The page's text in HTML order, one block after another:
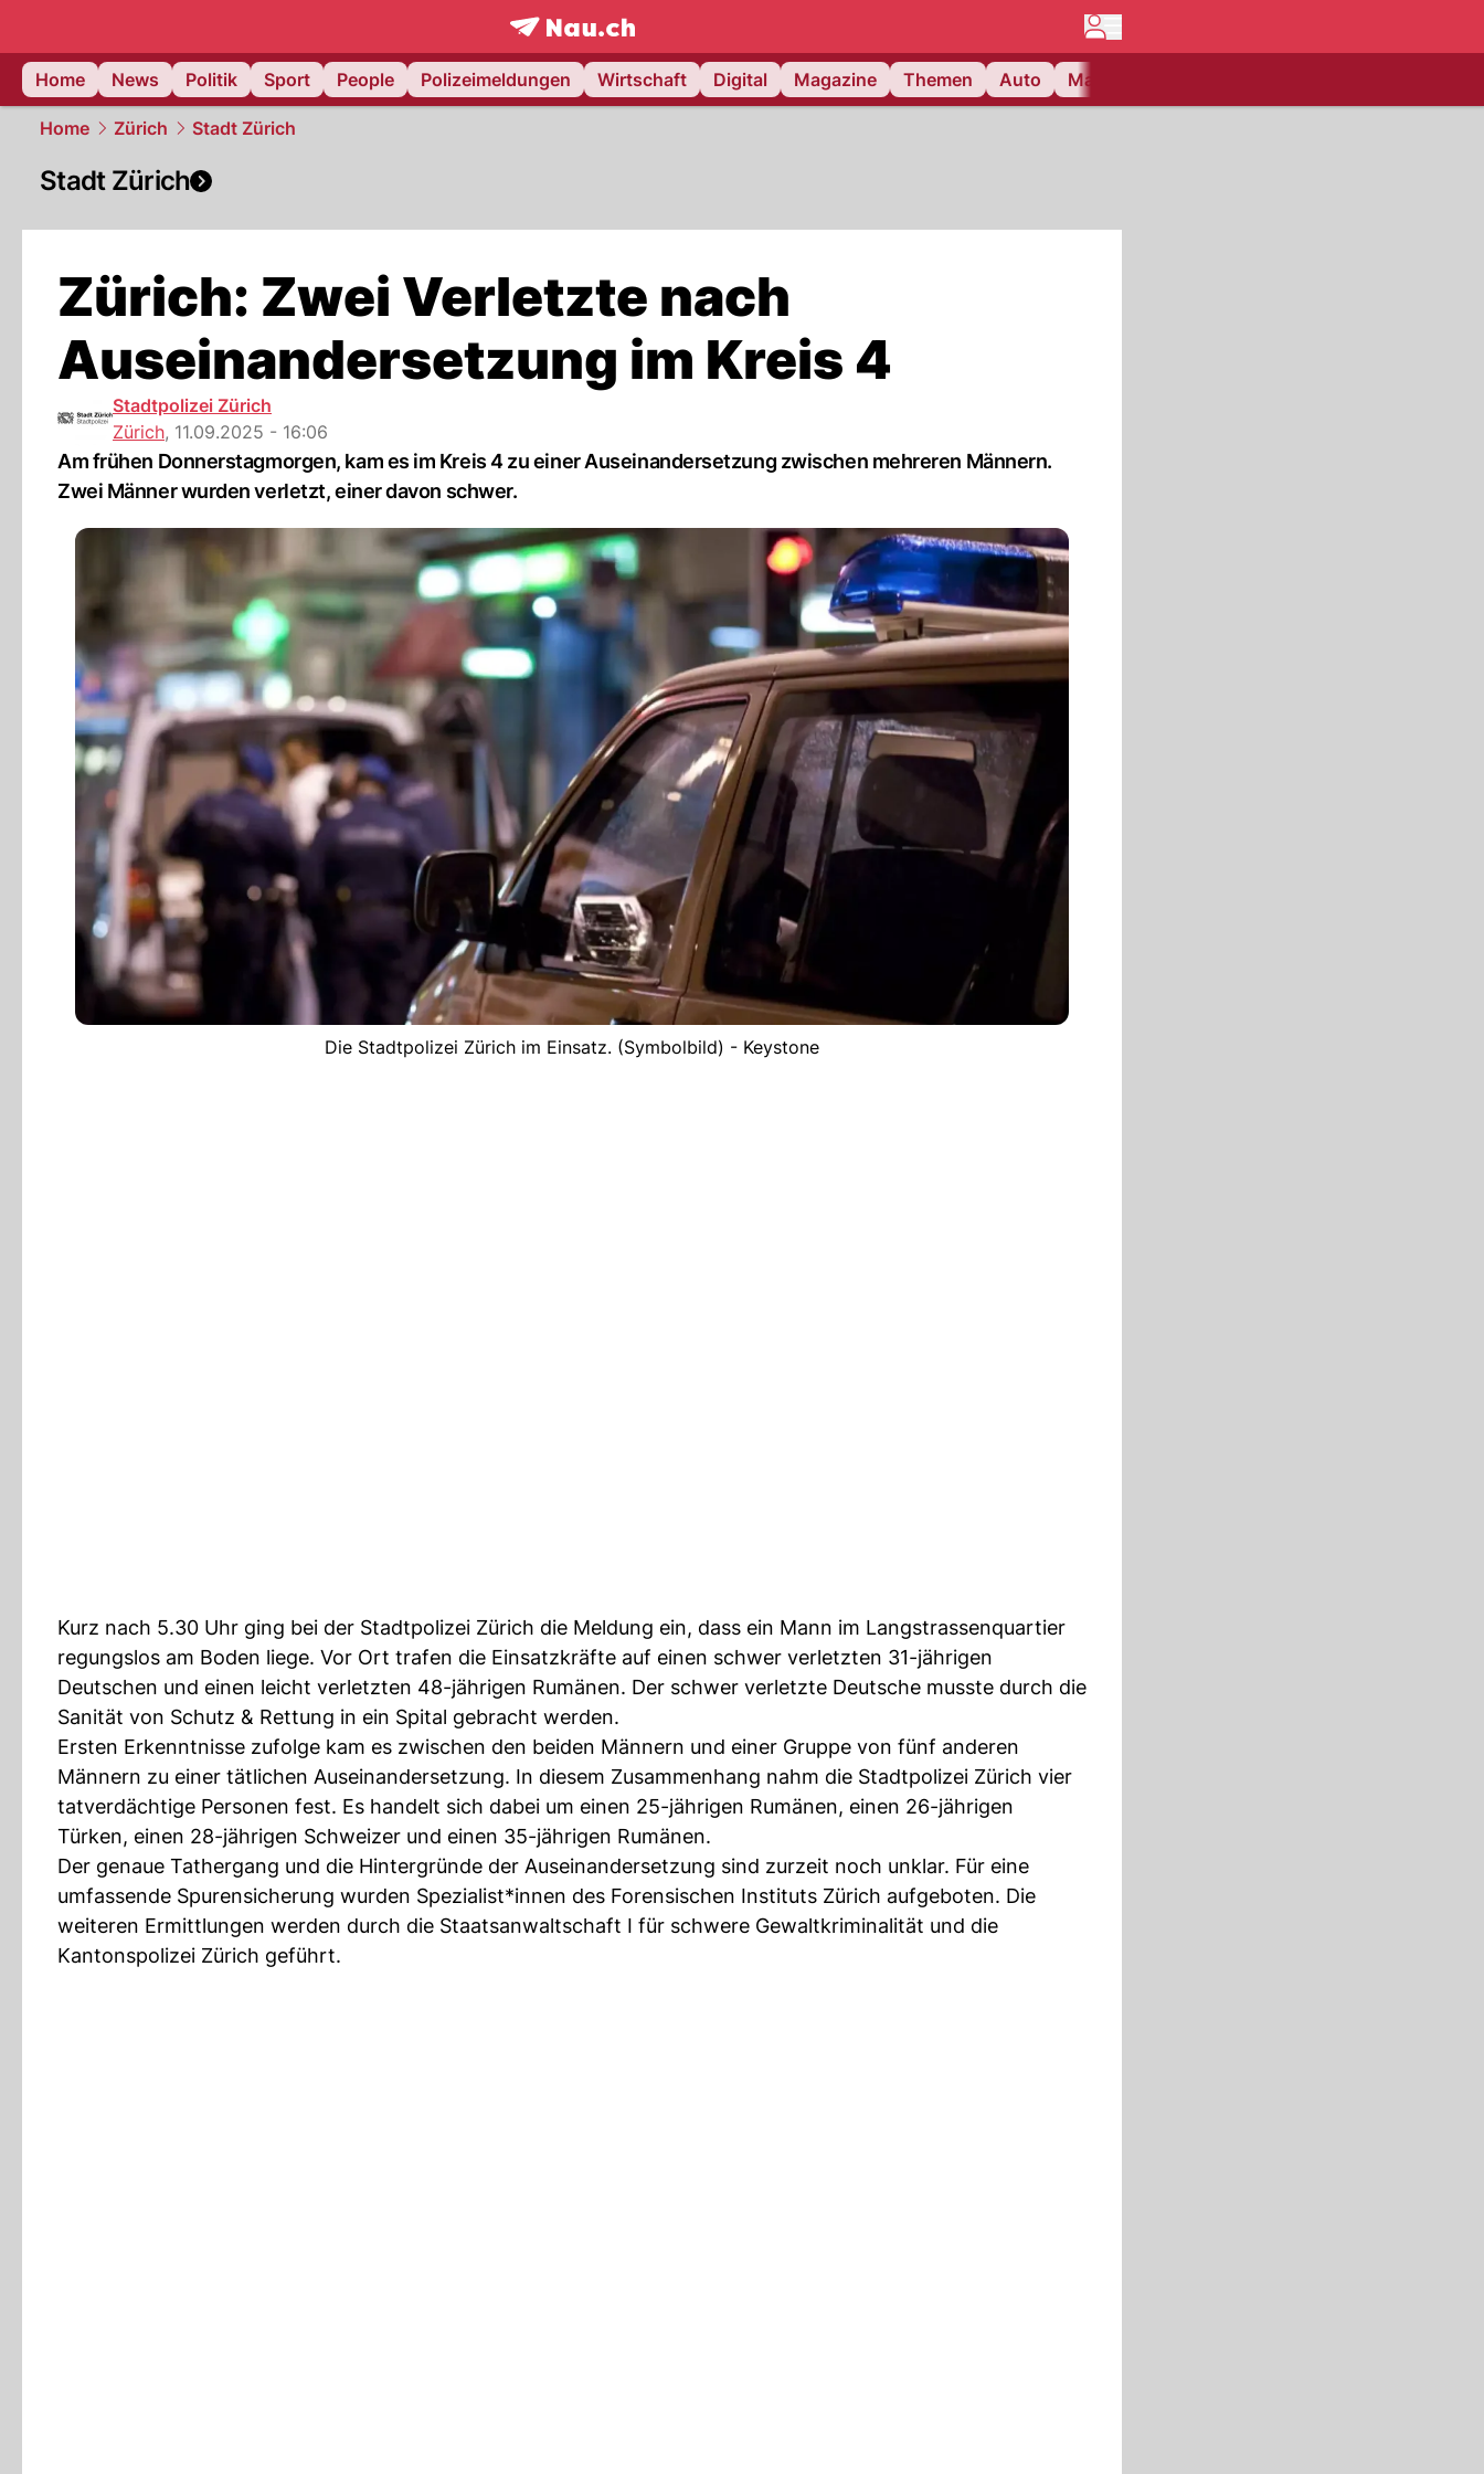
frontpage.NAU.ch
Home
News Politik Sport People Polizeimeldungen Wirtschaft Digital Magazine Themen Auto Matchcenter
Home Zürich Stadt Zürich
Stadt Zürich
Zürich: Zwei Verletzte nach
Auseinandersetzung im Kreis 4
Stadtpolizei Zürich
Zürich, 11.09.2025 - 16:06
Am frühen Donnerstagmorgen, kam es im Kreis 4 zu einer Auseinandersetzung zwischen mehreren Männern.
Zwei Männer wurden verletzt, einer davon schwer.
Die Stadtpolizei Zürich im Einsatz. (Symbolbild) - Keystone
Kurz nach 5.30 Uhr ging bei der Stadtpolizei Zürich die Meldung ein, dass ein Mann im Langstrassenquartier
regungslos am Boden liege. Vor Ort trafen die Einsatzkräfte auf einen schwer verletzten 31-jährigen
Deutschen und einen leicht verletzten 48-jährigen Rumänen. Der schwer verletzte Deutsche musste durch die
Sanität von Schutz & Rettung in ein Spital gebracht werden.
Ersten Erkenntnisse zufolge kam es zwischen den beiden Männern und einer Gruppe von fünf anderen
Männern zu einer tätlichen Auseinandersetzung. In diesem Zusammenhang nahm die Stadtpolizei Zürich vier
tatverdächtige Personen fest. Es handelt sich dabei um einen 25-jährigen Rumänen, einen 26-jährigen
Türken, einen 28-jährigen Schweizer und einen 35-jährigen Rumänen.
Der genaue Tathergang und die Hintergründe der Auseinandersetzung sind zurzeit noch unklar. Für eine
umfassende Spurensicherung wurden Spezialist*innen des Forensischen Instituts Zürich aufgeboten. Die
weiteren Ermittlungen werden durch die Staatsanwaltschaft I für schwere Gewaltkriminalität und die
Kantonspolizei Zürich geführt.